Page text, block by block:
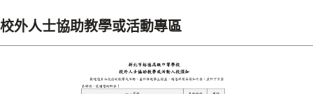
校外人士協助教學或活動專區